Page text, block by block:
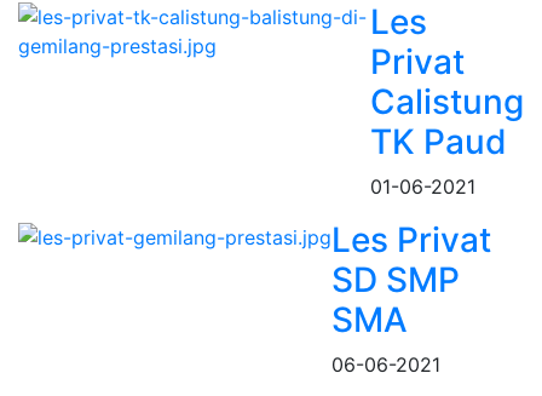
Les
Privat
Calistung
TK Paud
01-06-2021
Les Privat
SD SMP
SMA
06-06-2021